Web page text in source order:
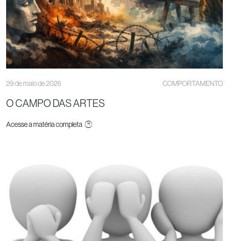
29 de maio de 2026 COMPORTAMENTO
O CAMPO DAS ARTES
Acesse a matéria completa